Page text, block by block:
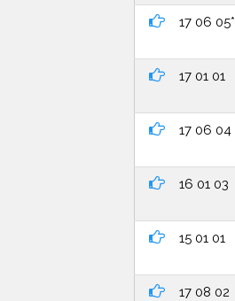
17 06 05*
17 01 01
17 06 04
16 01 03
15 01 01
17 08 02